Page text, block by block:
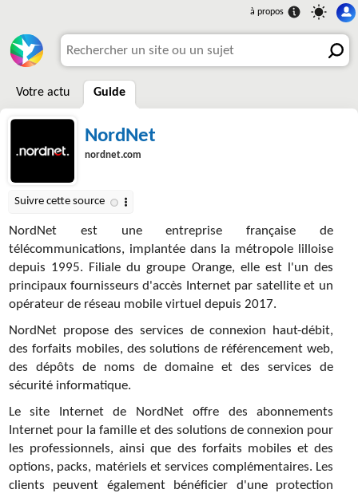
Votre actu Guide
NordNet
nordnet.com
NordNet est une entreprise française de
télécommunications, implantée dans la métropole lilloise
depuis 1995. Filiale du groupe Orange, elle est l'un des
principaux fournisseurs d'accès Internet par satellite et un
opérateur de réseau mobile virtuel depuis 2017.
NordNet propose des services de connexion haut-débit,
des forfaits mobiles, des solutions de référencement web,
des dépôts de noms de domaine et des services de
sécurité informatique.
Le site Internet de NordNet offre des abonnements
Internet pour la famille et des solutions de connexion pour
les professionnels, ainsi que des forfaits mobiles et des
options, packs, matériels et services complémentaires. Les
clients peuvent également bénéficier d'une protection